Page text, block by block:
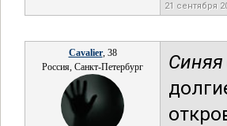
21 сентября
Cavalier, 38
Россия, Санкт-Петербург
Синяя